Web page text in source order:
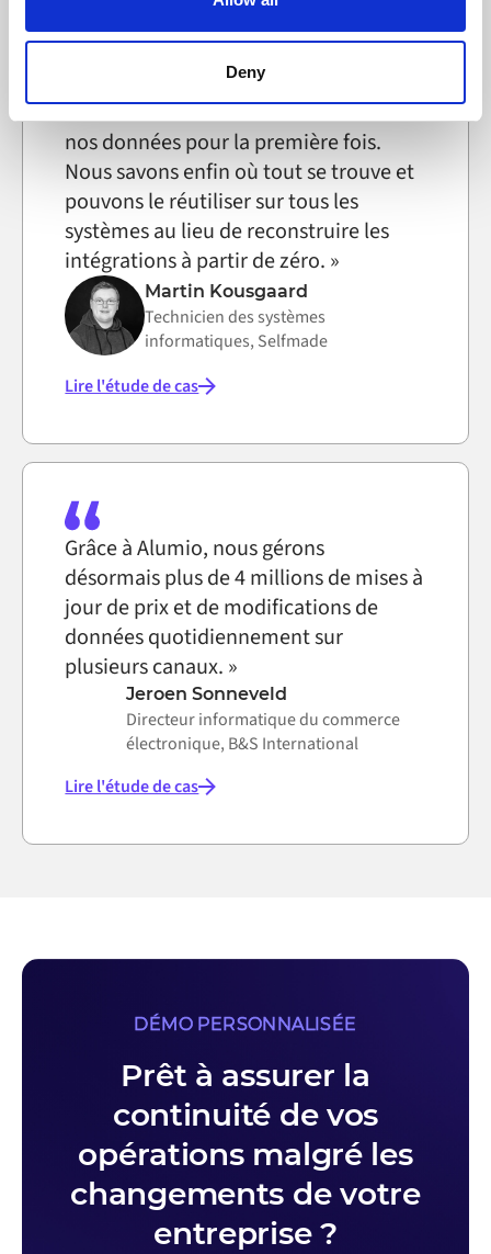
browser settings accordingly. This could affect the
functioning of the website, however. We also use third-
on the internet
Deny
Alumio nous a donné le contrôle de
nos données pour la première fois.
Nous savons enfin où tout se trouve et
pouvons le réutiliser sur tous les
systèmes au lieu de reconstruire les
intégrations à partir de zéro. »
Martin Kousgaard
Technicien des systèmes
informatiques, Selfmade
Lire l'étude de cas
Grâce à Alumio, nous gérons
désormais plus de 4 millions de mises à
jour de prix et de modifications de
données quotidiennement sur
plusieurs canaux. »
Jeroen Sonneveld
Directeur informatique du commerce
électronique, B&S International
Lire l'étude de cas
DÉMO PERSONNALISÉE
Prêt à assurer la
continuité de vos
opérations malgré les
changements de votre
entreprise ?